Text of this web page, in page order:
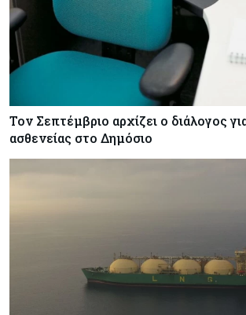
Τον Σεπτέμβριο αρχίζει ο διάλογος
ασθενείας στο Δημόσιο